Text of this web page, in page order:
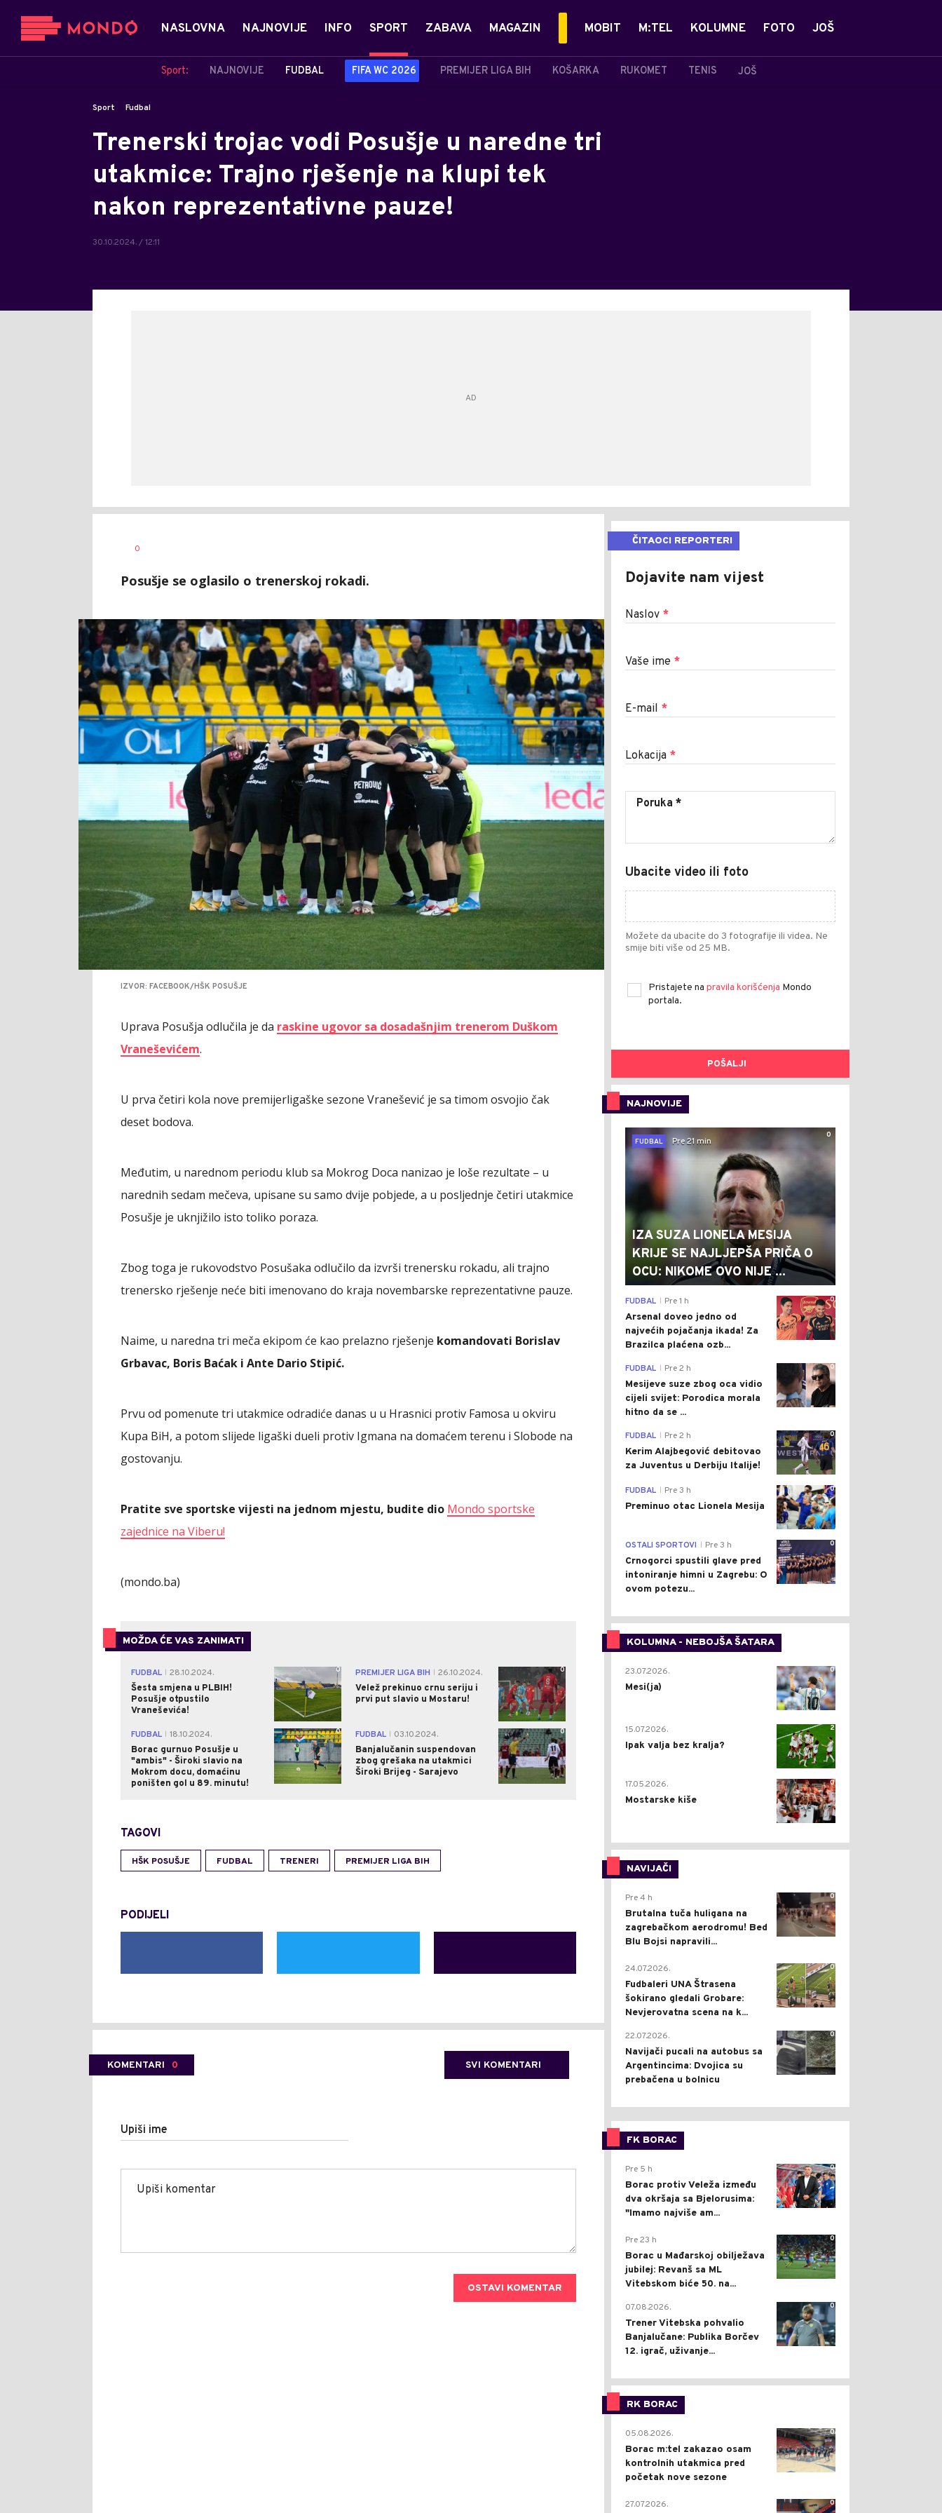
NASLOVNA NAJNOVIJE INFO SPORT
Sport: NAJNOVIJE FUDBAL FIFA WC 2026 PREMIJER LIGA BIH KOŠARKA RUKOMET TENIS JOŠ
ZABAVA MAGAZIN MOBIT M:TEL KOLUMNE FOTO JOŠ
Sport Fudbal
Trenerski trojac vodi Posušje u naredne tri
utakmice: Trajno rješenje na klupi tek
nakon reprezentativne pauze!
30.10.2024. / 12:11
AUTOR
0
Posušje se oglasilo o trenerskoj rokadi.
IZVOR: FACEBOOK/HŠK POSUŠJE
Uprava Posušja odlučila je da raskine ugovor sa dosadašnjim trenerom Duškom
Vraneševićem.
U prva četiri kola nove premijerligaške sezone Vranešević je sa timom osvojio čak
deset bodova.
Međutim, u narednom periodu klub sa Mokrog Doca nanizao je loše rezultate – u
narednih sedam mečeva, upisane su samo dvije pobjede, a u posljednje četiri utakmice
Posušje je uknjižilo isto toliko poraza.
Zbog toga je rukovodstvo Posušaka odlučilo da izvrši trenersku rokadu, ali trajno
trenersko rješenje neće biti imenovano do kraja novembarske reprezentativne pauze.
Naime, u naredna tri meča ekipom će kao prelazno rješenje komandovati Borislav
Grbavac, Boris Baćak i Ante Dario Stipić.
Prvu od pomenute tri utakmice odradiće danas u u Hrasnici protiv Famosa u okviru
Kupa BiH, a potom slijede ligaški dueli protiv Igmana na domaćem terenu i Slobode na
gostovanju.
Pratite sve sportske vijesti na jednom mjestu, budite dio Mondo sportske
zajednice na Viberu!
(mondo.ba)
MOŽDA ĆE VAS ZANIMATI
FUDBAL
28.10.2024.
Šesta smjena u PLBIH!
Posušje otpustilo
Vraneševića!
0 PREMIJER LIGA BIH
26.10.2024.
Velež prekinuo crnu seriju i
prvi put slavio u Mostaru!
0
FUDBAL
18.10.2024.
Borac gurnuo Posušje u
"ambis" - Široki slavio na
Mokrom docu, domaćinu
poništen gol u 89. minutu!
0 FUDBAL
03.10.2024.
Banjalučanin suspendovan
zbog grešaka na utakmici
Široki Brijeg - Sarajevo
0
TAGOVI
HŠK POSUŠJE FUDBAL TRENERI PREMIJER LIGA BIH
PODIJELI
KOMENTARI 0 SVI KOMENTARI
Upiši ime
OSTAVI KOMENTAR
ČITAOCI REPORTERI
Dojavite nam vijest
Naslov *
Vaše ime *
E-mail *
Lokacija *
Ubacite video ili foto
Možete da ubacite do 3 fotografije ili videa. Ne
smije biti više od 25 MB.
Pristajete na pravila korišćenja Mondo
portala.
POŠALJI
NAJNOVIJE
0
FUDBAL
Pre 21 min
IZA SUZA LIONELA MESIJA
KRIJE SE NAJLJEPŠA PRIČA O
OCU: NIKOME OVO NIJE ...
0
FUDBAL Pre 1 h
Arsenal doveo jedno od
najvećih pojačanja ikada! Za
Brazilca plaćena ozb...
0
FUDBAL Pre 2 h
Mesijeve suze zbog oca vidio
cijeli svijet: Porodica morala
hitno da se ...
0
FUDBAL Pre 2 h
Kerim Alajbegović debitovao
za Juventus u Derbiju Italije!
0
FUDBAL Pre 3 h
Preminuo otac Lionela Mesija
0
OSTALI SPORTOVI Pre 3 h
Crnogorci spustili glave pred
intoniranje himni u Zagrebu: O
ovom potezu...
KOLUMNA - NEBOJŠA ŠATARA
0
23.07.2026.
Mesi(ja)
2
15.07.2026.
Ipak valja bez kralja?
0
17.05.2026.
Mostarske kiše
NAVIJAČI
0
Pre 4 h
Brutalna tuča huligana na
zagrebačkom aerodromu! Bed
Blu Bojsi napravili...
0
24.07.2026.
Fudbaleri UNA Štrasena
šokirano gledali Grobare:
Nevjerovatna scena na k...
0
22.07.2026.
Navijači pucali na autobus sa
Argentincima: Dvojica su
prebačena u bolnicu
FK BORAC
0
Pre 5 h
Borac protiv Veleža između
dva okršaja sa Bjelorusima:
"Imamo najviše am...
0
Pre 23 h
Borac u Mađarskoj obilježava
jubilej: Revanš sa ML
Vitebskom biće 50. na...
0
07.08.2026.
Trener Vitebska pohvalio
Banjalučane: Publika Borčev
12. igrač, uživanje...
RK BORAC
0
05.08.2026.
Borac m:tel zakazao osam
kontrolnih utakmica pred
početak nove sezone
0
27.07.2026.